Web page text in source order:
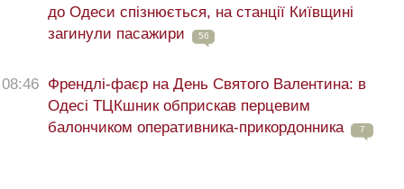
до Одеси спізнюється, на станції Київщині
загинули пасажири
56
08:46 Френдлі-фаєр на День Святого Валентина: в
Одесі ТЦКшник обприскав перцевим
балончиком оперативника-прикордонника
7